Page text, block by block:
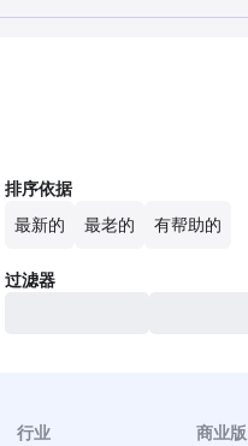
排序依据
最新的
最老的 有帮助的
过滤器
行业
商业版